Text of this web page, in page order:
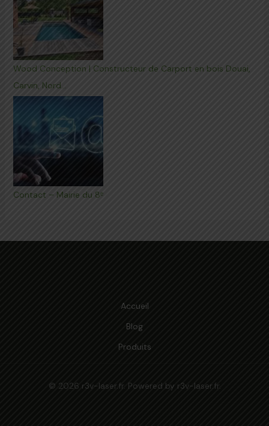
Wood Conception | Constructeur de Carport en bois Douai,
Carvin, Nord…
Contact – Mairie du 8ᵉ
Accueil
Blog
Produits
© 2026 r3v-laser.fr. Powered by r3v-laser.fr.